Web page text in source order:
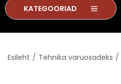
KATEGOORIAD
Esileht / Tehnika varuosadeks /